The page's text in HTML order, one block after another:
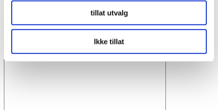
tillat utvalg
Ikke tillat